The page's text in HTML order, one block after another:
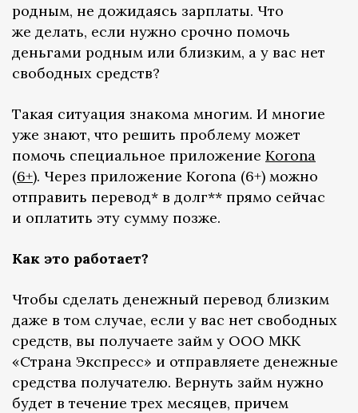
родным, не дожидаясь зарплаты. Что
же делать, если нужно срочно помочь
деньгами родным или близким, а у вас нет
свободных средств?
Такая ситуация знакома многим. И многие
уже знают, что решить проблему может
помочь специальное приложение Korona
(6+). Через приложение Korona (6+) можно
отправить перевод* в долг** прямо сейчас
и оплатить эту сумму позже.
Как это работает?
Чтобы сделать денежный перевод близким
даже в том случае, если у вас нет свободных
средств, вы получаете займ у ООО МКК
«Страна Экспресс» и отправляете денежные
средства получателю. Вернуть займ нужно
будет в течение трех месяцев, причем